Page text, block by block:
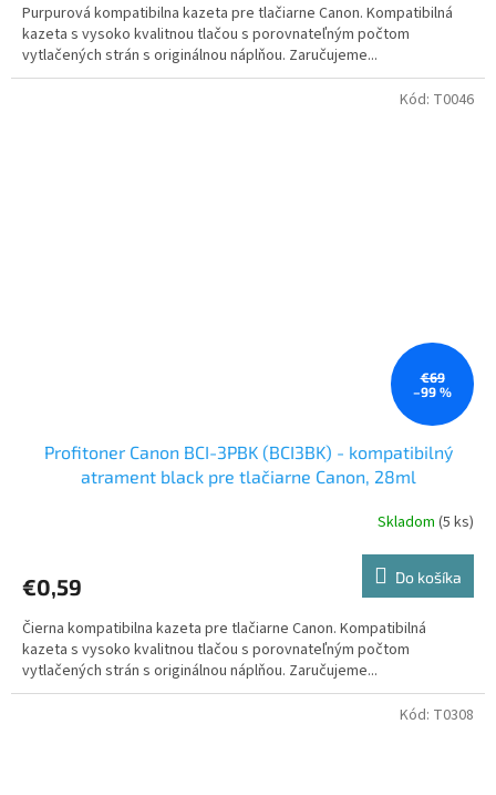
Purpurová kompatibilna kazeta pre tlačiarne Canon. Kompatibilná
kazeta s vysoko kvalitnou tlačou s porovnateľným počtom
vytlačených strán s originálnou náplňou. Zaručujeme...
€69
–99 %
Profitoner Canon BCI-3PBK (BCI3BK) - kompatibilný
atrament black pre tlačiarne Canon, 28ml
Skladom (5 ks)
€0,59 Do košíka
Čierna kompatibilna kazeta pre tlačiarne Canon. Kompatibilná
kazeta s vysoko kvalitnou tlačou s porovnateľným počtom
vytlačených strán s originálnou náplňou. Zaručujeme...
Kód: T0046
Kód: T0308